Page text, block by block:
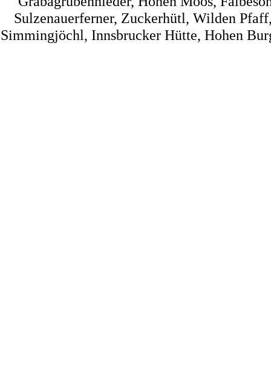
Sulzenauerferner, Zuckerhütl, Wilden
Simmingjöchl, Innsbrucker Hütte, Hohen